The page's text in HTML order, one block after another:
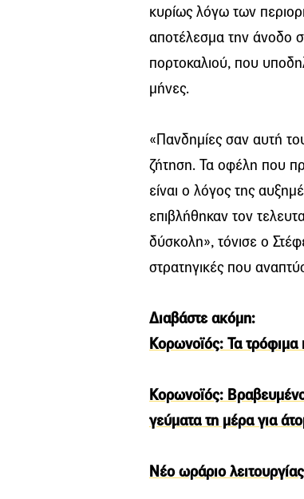
κυρίως λόγω των
αποτέλεσμα την άνοδο
πορτοκαλιού, που
μήνες.
«Πανδημίες σαν αυτή
ζήτηση. Τα οφέλη που
είναι ο λόγος της
επιβλήθηκαν τον
δύσκολη», τόνισε ο
στρατηγικές που
Διαβάστε ακόμη:
Κορωνοϊός: Τα τρόφιμα
Κορωνοϊός:
γεύματα τη μέρα για
Νέο ωράριο